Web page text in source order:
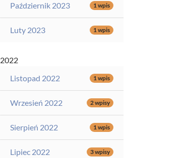
Październik 2023 1 wpis
Luty 2023 1 wpis
2022
Listopad 2022
1 wpis
Wrzesień 2022 2 wpisy
Sierpień 2022 1 wpis
Lipiec 2022 3 wpisy